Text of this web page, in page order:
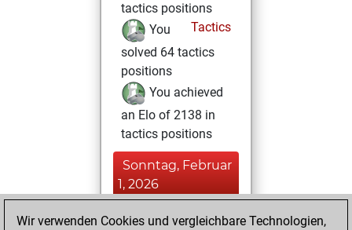
tactics positions
Tactics
You
solved 64 tactics
positions
You achieved
an Elo of 2138 in
tactics positions
Sonntag, Februar
1, 2026
You won
Wir verwenden Cookies und vergleichbare Technologien,